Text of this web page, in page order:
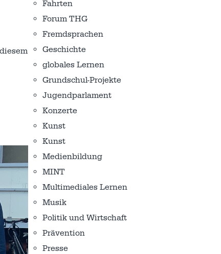
Fahrten
Forum THG
Fremdsprachen
Geschichte
globales Lernen
Grundschul-Projekte
Jugendparlament
Konzerte
Kunst
Kunst
Medienbildung
MINT
Multimediales Lernen
Musik
Politik und Wirtschaft
Prävention
Presse